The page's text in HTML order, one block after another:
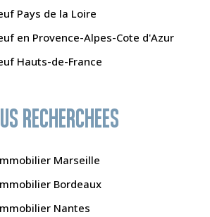
Pays de la Loire
en Provence-Alpes-Cote d'Azur
Hauts-de-France
RECHERCHEES
Marseille
Bordeaux
Nantes